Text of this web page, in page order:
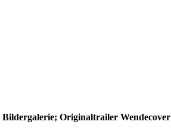
Bildergalerie; Originaltrailer Wendecover